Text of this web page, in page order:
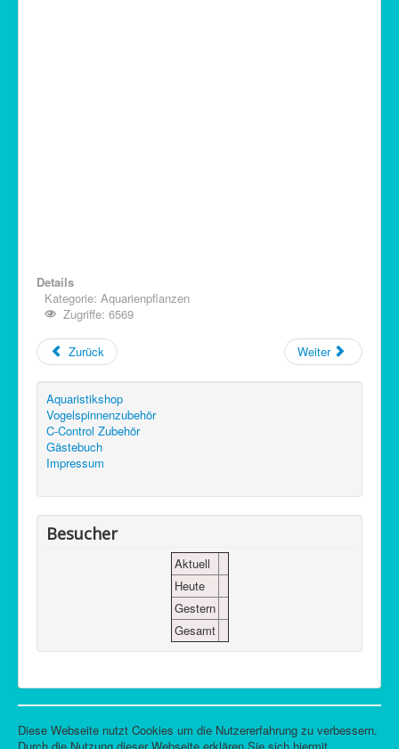
Details
Kategorie: Aquarienpflanzen
Zugriffe: 6569
Zurück Weiter
Aquaristikshop
Vogelspinnenzubehör
C-Control Zubehör
Gästebuch
Impressum
Besucher
Aktuell
Heute
Gestern
Gesamt
Diese Webseite nutzt Cookies um die Nutzererfahrung zu verbessern.